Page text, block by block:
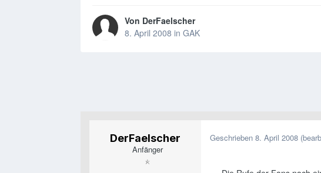
Von DerFaelscher
8. April 2008 in GAK
DerFaelscher
Anfänger
Geschrieben 8. April 2008